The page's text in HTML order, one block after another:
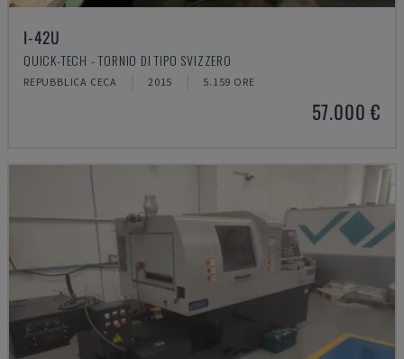
I-42U
QUICK-TECH - TORNIO DI TIPO SVIZZERO
REPUBBLICA CECA 2015 5.159 ORE
57.000 €